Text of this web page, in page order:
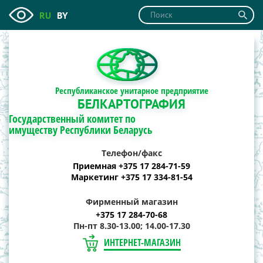
RU BY
Республиканское унитарное предприятие
БЕЛКАРТОГРАФИЯ
Государственный комитет по
имуществу Республики Беларусь
Телефон/факс
Приемная +375 17 284-71-59
Маркетинг +375 17 334-81-54
Фирменный магазин
+375 17 284-70-68
Пн-пт 8.30-13.00; 14.00-17.30
ИНТЕРНЕТ-МАГАЗИН